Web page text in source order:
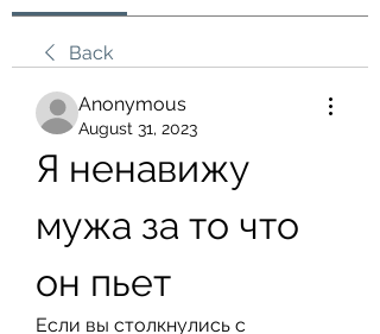
Back
Anonymous
August 31, 2023
Я ненавижу
мужа за то что
он пьет
Если вы столкнулись с